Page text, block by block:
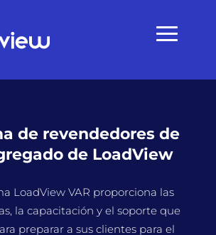
de revendedores de
de LoadView
LoadView VAR proporciona las
la capacitación y el soporte que
preparar a sus clientes para el